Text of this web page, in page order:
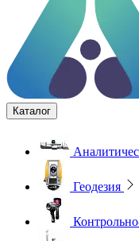
Каталог
Геодезия